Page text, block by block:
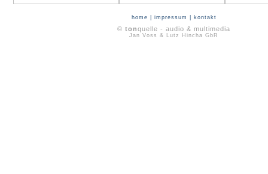
home impressum kontakt
© tonquelle - audio & multimedia
Jan Voss & Lutz Hincha GbR